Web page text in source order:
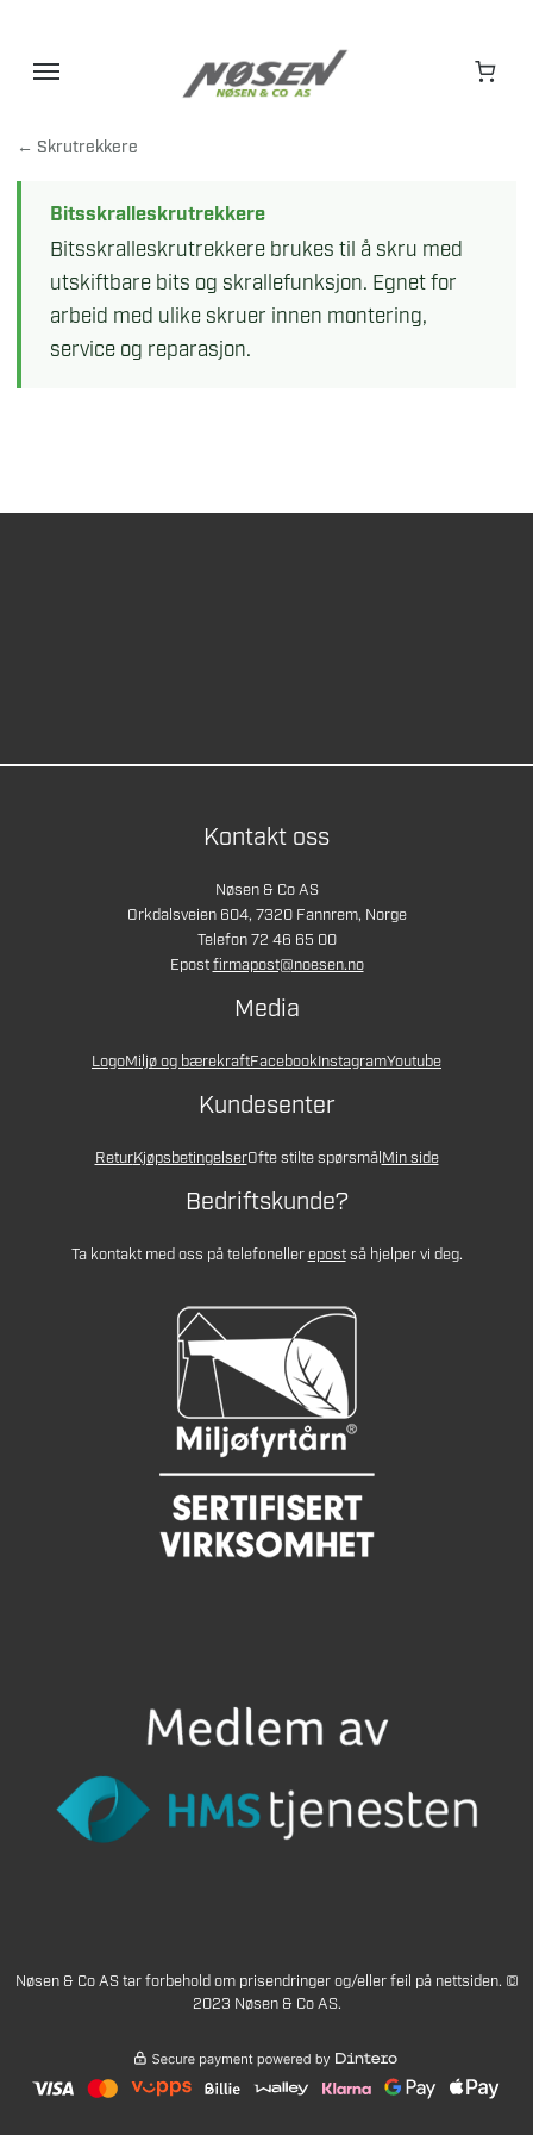
← Skrutrekkere
Bitsskralleskrutrekkere
Bitsskralleskrutrekkere brukes til å skru med
utskiftbare bits og skrallefunksjon. Egnet for
arbeid med ulike skruer innen montering,
service og reparasjon.
Kontakt oss
Nøsen & Co AS
Orkdalsveien 604, 7320 Fannrem, Norge
Telefon 72 46 65 00
Epostfirmapost@noesen.no
Media
LogoMiljø og bærekraftFacebookInstagramYoutube
Kundesenter
ReturKjøpsbetingelserOfte stilte spørsmålMin side
Bedriftskunde?
Ta kontakt med oss på telefonellerepostså hjelper vi deg.
Nøsen & Co AS tar forbehold om prisendringer og/eller feil på nettsiden. ©
2023 Nøsen & Co AS.